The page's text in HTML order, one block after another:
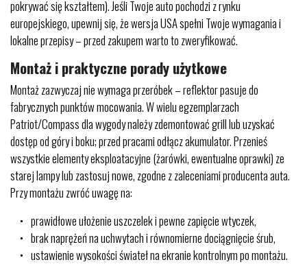
pokrywać się kształtem). Jeśli Twoje auto pochodzi z rynku
europejskiego, upewnij się, że wersja USA spełni Twoje wymagania i
lokalne przepisy – przed zakupem warto to zweryfikować.
Montaż i praktyczne porady użytkowe
Montaż zazwyczaj nie wymaga przeróbek – reflektor pasuje do
fabrycznych punktów mocowania. W wielu egzemplarzach
Patriot/Compass dla wygody należy zdemontować grill lub uzyskać
dostęp od góry i boku; przed pracami odłącz akumulator. Przenieś
wszystkie elementy eksploatacyjne (żarówki, ewentualne oprawki) ze
starej lampy lub zastosuj nowe, zgodne z zaleceniami producenta auta.
Przy montażu zwróć uwagę na:
prawidłowe ułożenie uszczelek i pewne zapięcie wtyczek,
brak naprężeń na uchwytach i równomierne dociągnięcie śrub,
ustawienie wysokości świateł na ekranie kontrolnym po montażu.